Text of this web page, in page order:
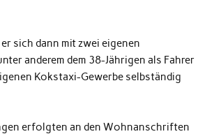
sich dann mit zwei eigenen
anderem dem 38-Jährigen als Fahrer
Kokstaxi-Gewerbe selbständig
erfolgten an den Wohnanschriften